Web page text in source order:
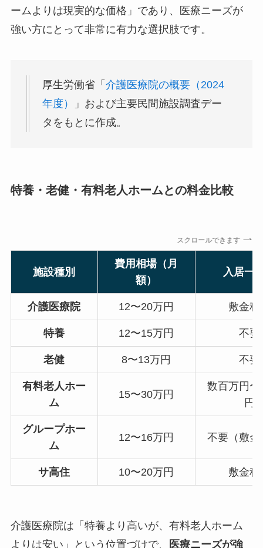
ームよりは現実的な価格」であり、医療ニーズが
強い方にとって非常に有力な選択肢です。
厚生労働省「 介護医療院の概要（2024
年度）
」および主要民間施設調査デー
タをもとに作成。
特養・老健・有料老人ホームとの料金比較
スクロールできます
施設種別
費用相場（月
額）
入居一
介護医療院 12〜20万円 敷金程
特養 12〜15万円 不要
老健 8〜13万円 不要
有料老人ホー
ム
15〜30万円
数百万円〜
円
グループホー
ム
12〜16万円 不要（敷金
サ高住 10〜20万円 敷金程
介護医療院は「特養より高いが、有料老人ホーム
よりは安い」という位置づけで、
医療ニーズが強